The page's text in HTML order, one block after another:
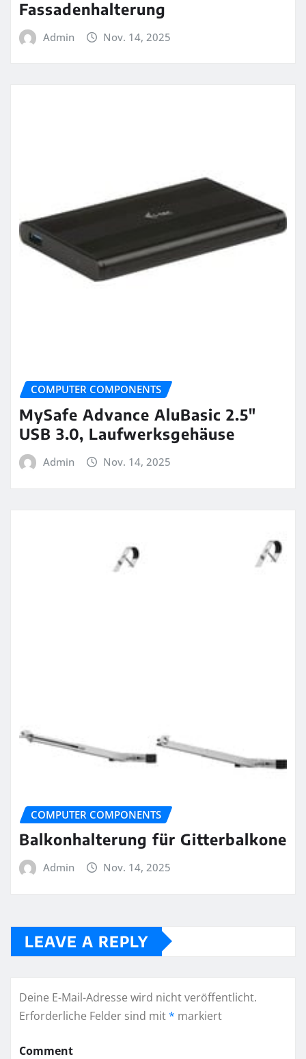
Fassadenhalterung
Admin Nov. 14, 2025
COMPUTER COMPONENTS
MySafe Advance AluBasic 2.5″
USB 3.0, Laufwerksgehäuse
Admin Nov. 14, 2025
COMPUTER COMPONENTS
Balkonhalterung für Gitterbalkone
Admin Nov. 14, 2025
LEAVE A REPLY
Deine E-Mail-Adresse wird nicht veröffentlicht.
Erforderliche Felder sind mit* markiert
Comment